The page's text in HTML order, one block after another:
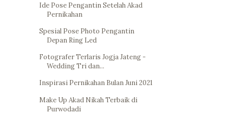
Ide Pose Pengantin Setelah Akad
Pernikahan
Spesial Pose Photo Pengantin
Depan Ring Led
Fotografer Terlaris Jogja Jateng -
Wedding Tri dan...
Inspirasi Pernikahan Bulan Juni 2021
Make Up Akad Nikah Terbaik di
Purwodadi